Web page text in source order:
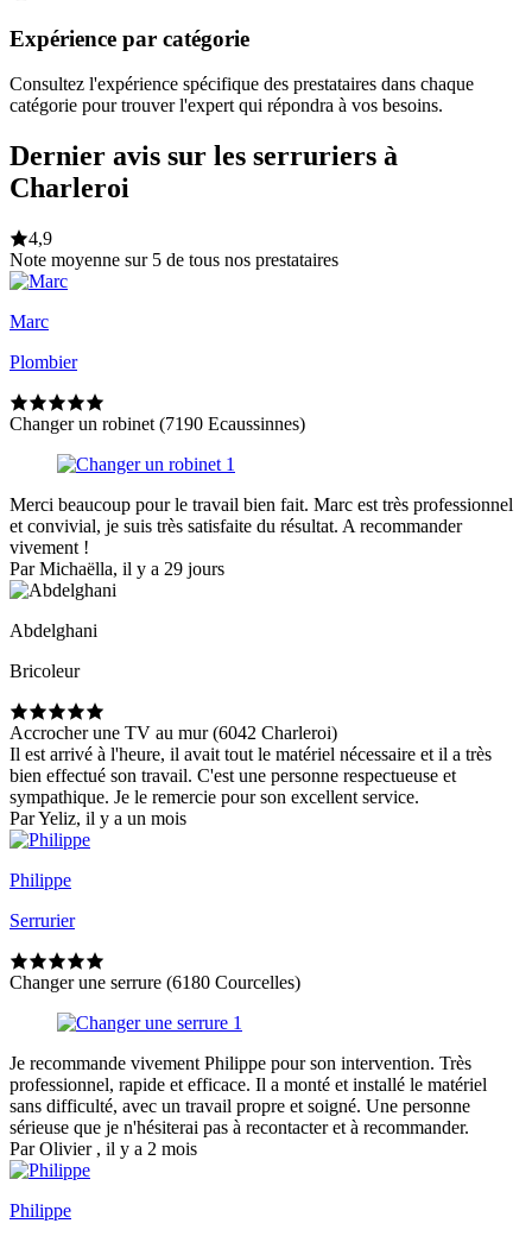
Expérience par catégorie
Consultez l'expérience spécifique des prestataires dans chaque
catégorie pour trouver l'expert qui répondra à vos besoins.
Dernier avis sur les serruriers à
Charleroi
4,9
Note moyenne sur 5 de tous nos prestataires
Marc
Plombier
Changer un robinet (7190 Ecaussinnes)
Merci beaucoup pour le travail bien fait. Marc est très professionnel
et convivial, je suis très satisfaite du résultat. A recommander
vivement !
Par Michaëlla, il y a 29 jours
Abdelghani
Bricoleur
Accrocher une TV au mur (6042 Charleroi)
Il est arrivé à l'heure, il avait tout le matériel nécessaire et il a très
bien effectué son travail. C'est une personne respectueuse et
sympathique. Je le remercie pour son excellent service.
Par Yeliz, il y a un mois
Philippe
Serrurier
Changer une serrure (6180 Courcelles)
Je recommande vivement Philippe pour son intervention. Très
professionnel, rapide et efficace. Il a monté et installé le matériel
sans difficulté, avec un travail propre et soigné. Une personne
sérieuse que je n'hésiterai pas à recontacter et à recommander.
Par Olivier , il y a 2 mois
Philippe